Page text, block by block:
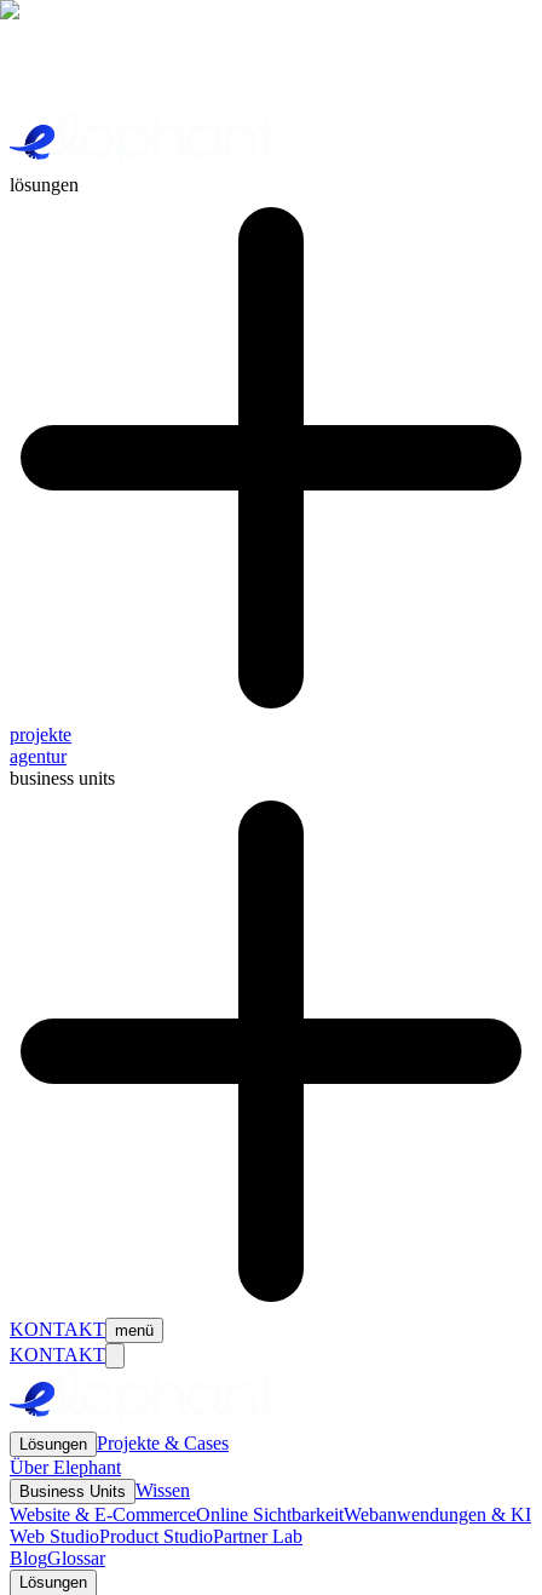
lösungen
projekte
agentur
business units
KONTAKT menü
KONTAKT
Lösungen Projekte & Cases
Über Elephant
Business Units Wissen
Website & E-CommerceOnline SichtbarkeitWebanwendungen & KI
Web StudioProduct StudioPartner Lab
BlogGlossar
Lösungen